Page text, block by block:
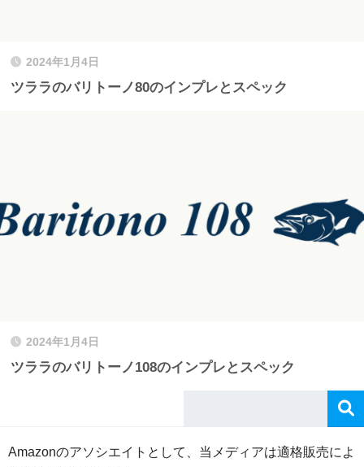
2024年1月4日
ツララのバリトーノ80のインプレとスペック
2024年1月4日
ツララのバリトーノ108のインプレとスペック
Amazonのアソシエイトとして、当メディアは適格販売によ